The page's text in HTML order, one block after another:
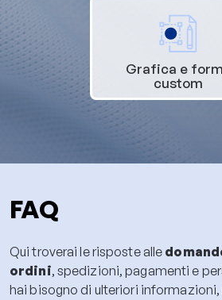
Grafica e
custom
FAQ
Qui troverai le risposte alle
ordini, spedizioni, pagamenti e
hai bisogno di ulteriori informazioni,